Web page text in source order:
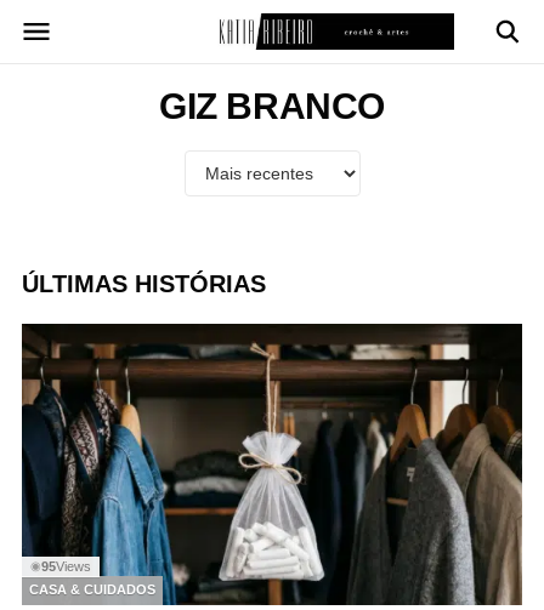
para
GIZ BRANCO
ÚLTIMAS HISTÓRIAS
◉95Views
CASA & CUIDADOS